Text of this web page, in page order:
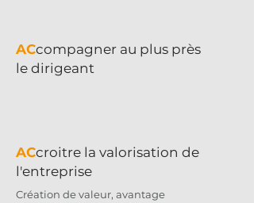
ACcompagner au plus près
le dirigeant
ACcroitre la valorisation de
l'entreprise
Création de valeur, avantage